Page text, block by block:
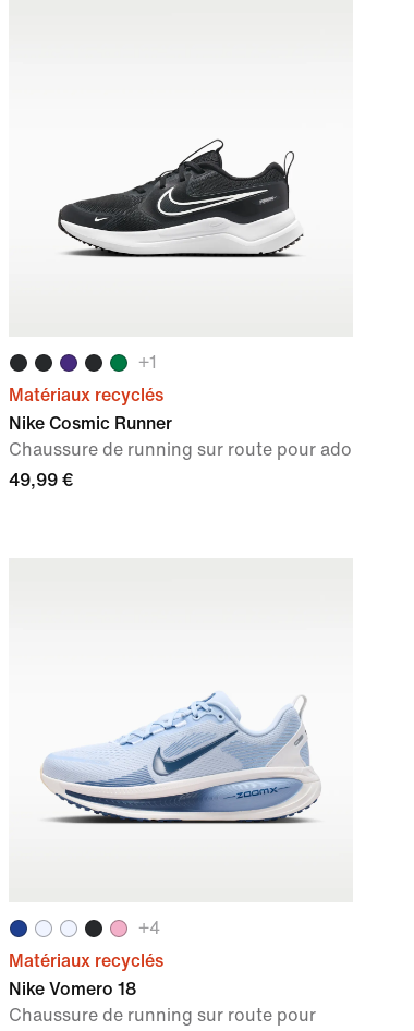
+1
Matériaux recyclés
Nike Cosmic Runner
Chaussure de running sur route pour ado
49,99 €
+4
Matériaux recyclés
Nike Vomero 18
Chaussure de running sur route pour